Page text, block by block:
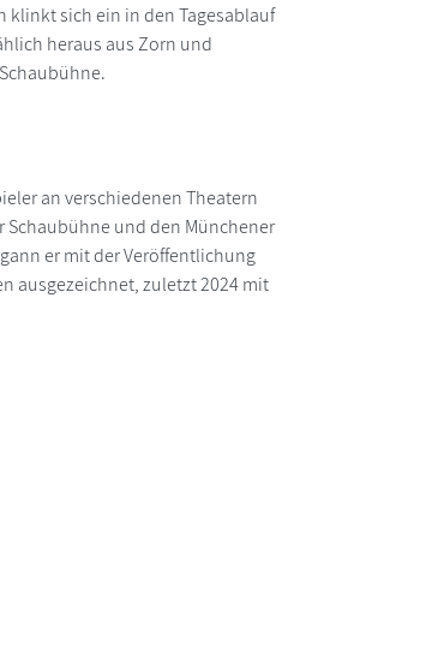
klinkt sich ein in den Tagesablauf
heraus aus Zorn und
an verschiedenen Theatern
Schaubühne und den Münchener
er mit der Veröffentlichung
ausgezeichnet, zuletzt 2024 mit